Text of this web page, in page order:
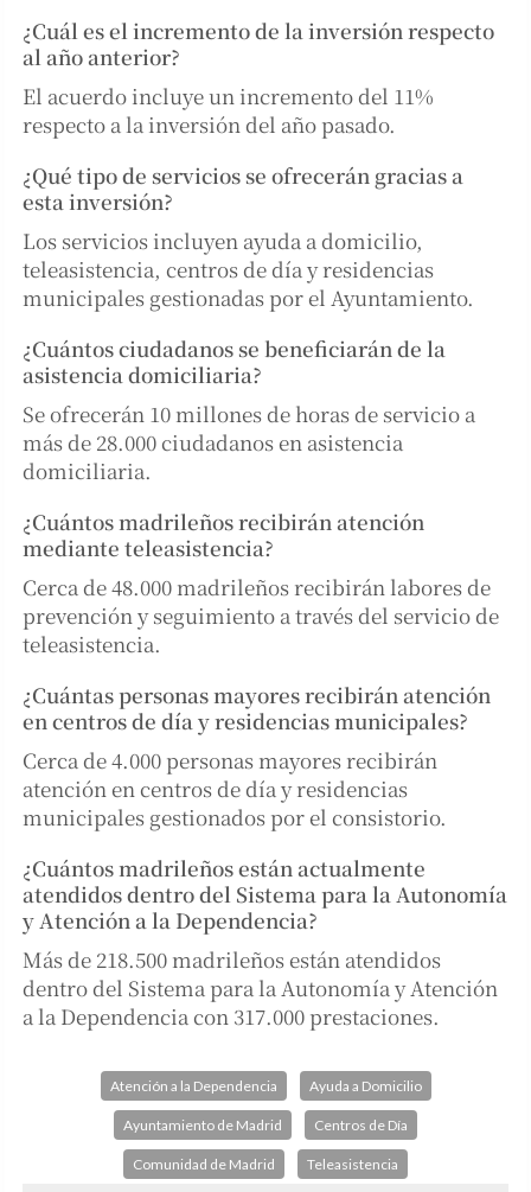
¿Cuál es el incremento de la inversión respecto
al año anterior?
El acuerdo incluye un incremento del 11%
respecto a la inversión del año pasado.
¿Qué tipo de servicios se ofrecerán gracias a
esta inversión?
Los servicios incluyen ayuda a domicilio,
teleasistencia, centros de día y residencias
municipales gestionadas por el Ayuntamiento.
¿Cuántos ciudadanos se beneficiarán de la
asistencia domiciliaria?
Se ofrecerán 10 millones de horas de servicio a
más de 28.000 ciudadanos en asistencia
domiciliaria.
¿Cuántos madrileños recibirán atención
mediante teleasistencia?
Cerca de 48.000 madrileños recibirán labores de
prevención y seguimiento a través del servicio de
teleasistencia.
¿Cuántas personas mayores recibirán atención
en centros de día y residencias municipales?
Cerca de 4.000 personas mayores recibirán
atención en centros de día y residencias
municipales gestionados por el consistorio.
¿Cuántos madrileños están actualmente
atendidos dentro del Sistema para la Autonomía
y Atención a la Dependencia?
Más de 218.500 madrileños están atendidos
dentro del Sistema para la Autonomía y Atención
a la Dependencia con 317.000 prestaciones.
Atención a la Dependencia Ayuda a Domicilio
Ayuntamiento de Madrid Centros de Día
Comunidad de Madrid Teleasistencia